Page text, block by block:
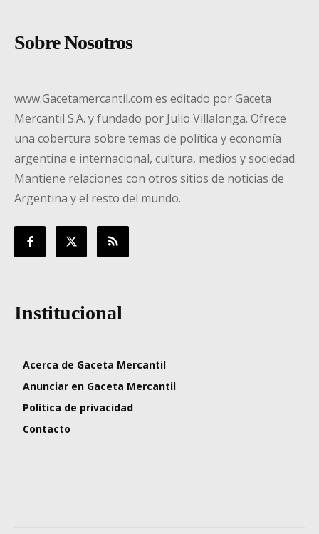
Sobre Nosotros
www.Gacetamercantil.com es editado por Gaceta
Mercantil S.A. y fundado por Julio Villalonga. Ofrece
una cobertura sobre temas de política y economía
argentina e internacional, cultura, medios y sociedad.
Mantiene relaciones con otros sitios de noticias de
Argentina y el resto del mundo.
Institucional
Acerca de Gaceta Mercantil
Anunciar en Gaceta Mercantil
Política de privacidad
Contacto